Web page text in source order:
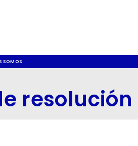
SOMOS
resolución